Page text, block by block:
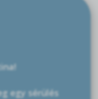
egy sérülés